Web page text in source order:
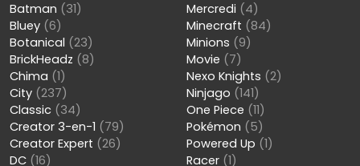
Batman (31)
Bluey (6)
Botanical (23)
BrickHeadz (8)
Chima (1)
City (237)
Classic (34)
Creator 3-en-1 (79)
Creator Expert (26)
DC (16)
Mercredi (4)
Minecraft (84)
Minions (9)
Movie (7)
Nexo Knights (2)
Ninjago (141)
One Piece (11)
Pokémon (5)
Powered Up (1)
Racer (1)